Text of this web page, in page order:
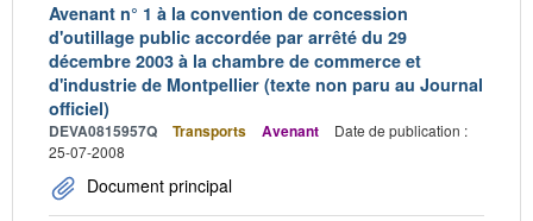
Avenant n° 1 à la convention de concession
d'outillage public accordée par arrêté du 29
décembre 2003 à la chambre de commerce et
d'industrie de Montpellier (texte non paru au Journal
officiel)
DEVA0815957Q Transports Avenant
Date de publication :
25-07-2008
Document principal